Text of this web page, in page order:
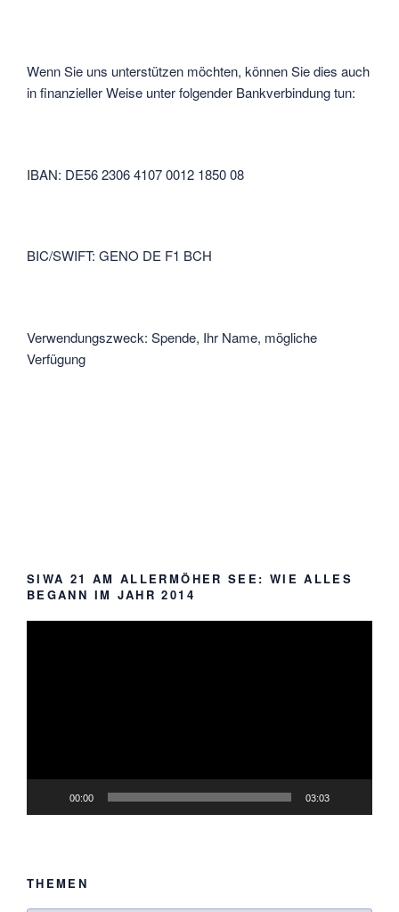
Wenn Sie uns unterstützen möchten, können Sie dies auch
in finanzieller Weise unter folgender Bankverbindung tun:
IBAN: DE56 2306 4107 0012 1850 08
BIC/SWIFT: GENO DE F1 BCH
Verwendungszweck: Spende, Ihr Name, mögliche
Verfügung
SIWA 21 AM ALLERMÖHER SEE: WIE ALLES
BEGANN IM JAHR 2014
00:00 03:03
THEMEN